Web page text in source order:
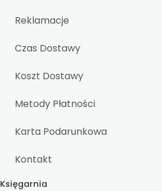
Reklamacje
Czas Dostawy
Koszt Dostawy
Metody Płatności
Karta Podarunkowa
Kontakt
Księgarnia